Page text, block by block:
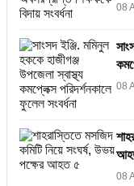
08
08
08